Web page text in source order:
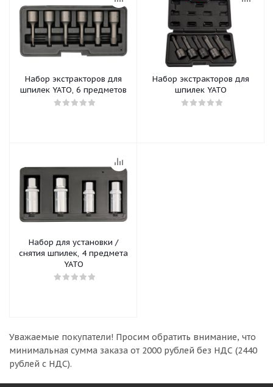
Набор экстракторов для
шпилек YATO, 6 предметов
Набор экстракторов для
шпилек YATO
Набор для установки /
снятия шпилек, 4 предмета
YATO
Уважаемые покупатели! Просим обратить внимание, что
минимальная сумма заказа от 2000 рублей без НДС (2440
рублей с НДС).